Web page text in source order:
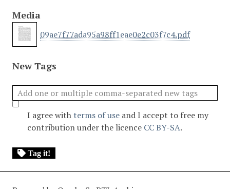
Media
09ae7f77ada95a98ff1eae0e2c03f7c4.pdf
New Tags
I agree with terms of use and I accept to free my
contribution under the licence CC BY-SA.
Tag it!